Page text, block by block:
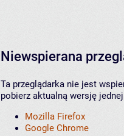
Niewspierana
Ta przeglądarka nie jest
pobierz aktualną wersję
Mozilla Firefox
Google Chrome